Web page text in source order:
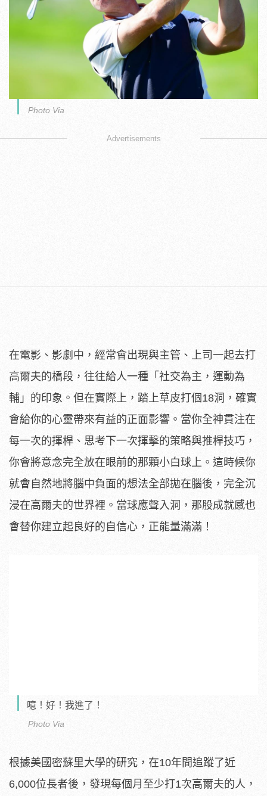
Photo Via
Advertisements
在電影、影劇中，經常會出現與主管、上司一起去打
高爾夫的橋段，往往給人一種「社交為主，運動為
輔」的印象。但在實際上，踏上草皮打個18洞，確實
會給你的心靈帶來有益的正面影響。當你全神貫注在
每一次的揮桿、思考下一次揮擊的策略與推桿技巧，
你會將意念完全放在眼前的那顆小白球上。這時候你
就會自然地將腦中負面的想法全部拋在腦後，完全沉
浸在高爾夫的世界裡。當球應聲入洞，那股成就感也
會替你建立起良好的自信心，正能量滿滿！
噫！好！我進了！
Photo Via
根據美國密蘇里大學的研究，在10年間追蹤了近
6,000位長者後，發現每個月至少打1次高爾夫的人，